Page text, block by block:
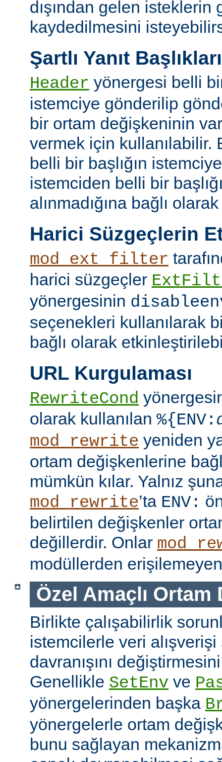
dışından gelen isteklerin
kaydedilmesini
Şartlı Yanıt Başlıkları
Header yönergesi belli bir
istemciye gönderilip
bir ortam değişkeninin
vermek için kullanılabilir.
belli bir başlığın
istemciden belli bir
alınmadığına bağlı
Harici Süzgeçlerin
mod_ext_filter
harici süzgeçler
yönergesinin
seçenekleri kullanılarak
bağlı olarak
URL Kurgulaması
RewriteCond
olarak kullanılan %{ENV:
mod_rewrite yeniden
ortam değişkenlerine
mümkün kılar. Yalnız
mod_rewrite’ta ENV:
belirtilen değişkenler
değillerdir. Onlar
modüllerden
Özel Amaçlı
Birlikte çalışabilirlik
istemcilerle veri alışverişi
davranışını
Genellikle SetEnv ve
yönergelerinden başka
yönergelerle ortam
bunu sağlayan